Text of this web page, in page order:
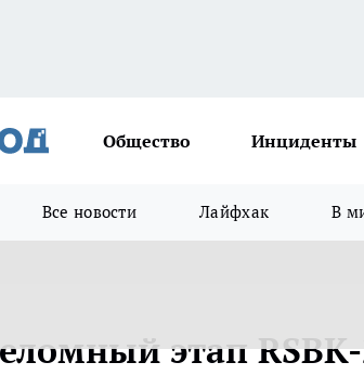
Общество Инциденты
Все новости Лайфхак В
этап